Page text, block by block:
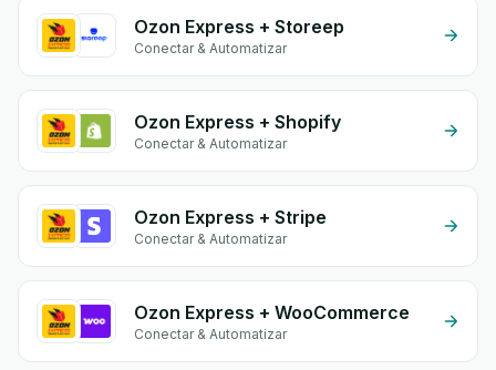
Ozon Express + Storeep
Conectar & Automatizar
Ozon Express + Shopify
Conectar & Automatizar
Ozon Express + Stripe
Conectar & Automatizar
Ozon Express + WooCommerce
Conectar & Automatizar